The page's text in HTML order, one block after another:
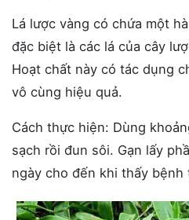
Lá lược vàng có chứa một
đặc biệt là các lá của cây
Hoạt chất này có tác dụng
vô cùng hiệu quả.
Cách thực hiện: Dùng
sạch rồi đun sôi. Gạn lấy
ngày cho đến khi thấy bệnh